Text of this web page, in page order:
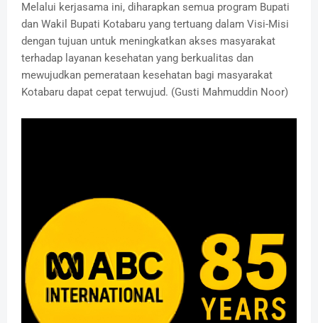
Melalui kerjasama ini, diharapkan semua program Bupati
dan Wakil Bupati Kotabaru yang tertuang dalam Visi-Misi
dengan tujuan untuk meningkatkan akses masyarakat
terhadap layanan kesehatan yang berkualitas dan
mewujudkan pemerataan kesehatan bagi masyarakat
Kotabaru dapat cepat terwujud. ‎(Gusti Mahmuddin Noor)